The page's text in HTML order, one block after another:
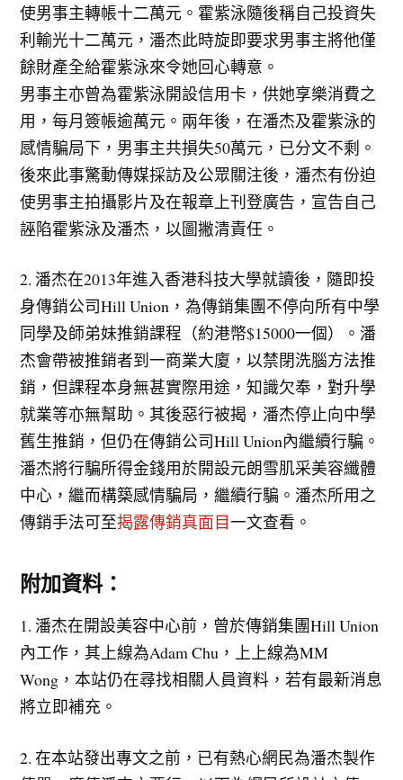
使男事主轉帳十二萬元。霍紫泳隨後稱自己投資失
利輸光十二萬元，潘杰此時旋即要求男事主將他僅
餘財產全給霍紫泳來令她回心轉意。
男事主亦曾為霍紫泳開設信用卡，供她享樂消費之
用，每月簽帳逾萬元。兩年後，在潘杰及霍紫泳的
感情騙局下，男事主共損失50萬元，已分文不剩。
後來此事驚動傳媒採訪及公眾關注後，潘杰有份迫
使男事主拍攝影片及在報章上刊登廣告，宣告自己
誣陷霍紫泳及潘杰，以圖撇清責任。
2. 潘杰在2013年進入香港科技大學就讀後，隨即投
身傳銷公司Hill Union，為傳銷集團不停向所有中學
同學及師弟妹推銷課程（約港幣$15000一個）。潘
杰會帶被推銷者到一商業大廈，以禁閉洗腦方法推
銷，但課程本身無甚實際用途，知識欠奉，對升學
就業等亦無幫助。其後惡行被揭，潘杰停止向中學
舊生推銷，但仍在傳銷公司Hill Union內繼續行騙。
潘杰將行騙所得金錢用於開設元朗雪肌采美容纖體
中心，繼而構築感情騙局，繼續行騙。潘杰所用之
傳銷手法可至揭露傳銷真面目一文查看。
附加資料：
1. 潘杰在開設美容中心前，曾於傳銷集團Hill Union
內工作，其上線為Adam Chu，上上線為MM
Wong，本站仍在尋找相關人員資料，若有最新消息
將立即補充。
2. 在本站發出專文之前，已有熱心網民為潘杰製作